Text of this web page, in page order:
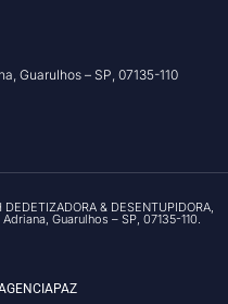
Guarulhos – SP, 07135-110
& DESENTUPIDORA,
Guarulhos – SP, 07135-110.